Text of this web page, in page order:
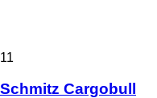
11
Schmitz Cargobull